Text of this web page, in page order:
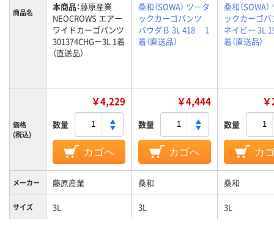
商品名 本商品：藤原産業
NEOCROWS エアー
ワイドカーゴパンツ
301374CHGー3L 1着
（直送品）
桑和（SOWA） ツータ
ックカーゴパンツ
パウダＢ 3L 418 1
着（直送品）
桑和（SOWA
ックカーゴパ
ネイビー 3L
着（直送品）
価格
(税込)
￥4,229
数量
カゴへ
￥4,444
数量
カゴへ
数量
カ
メーカー 藤原産業 桑和 桑和
サイズ 3L 3L 3L